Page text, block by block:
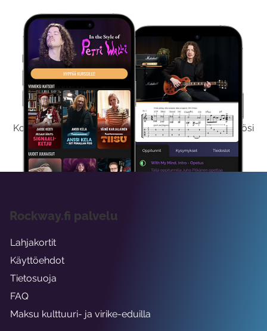
Kokeile Ilmaiseksi
Kokeilemalla ilmaiseksi saat koko sisältömme käyttöösi
viikon ajaksi.
Rockway.fi palvelu
Lahjakortit
Käyttöehdot
Tietosuoja
FAQ
Maksu kulttuuri- ja virike-eduilla